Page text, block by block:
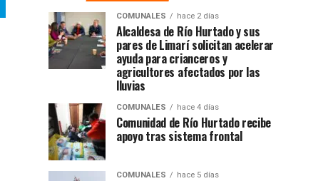
COMUNALES hace 2 días
Alcaldesa de Río Hurtado y sus
pares de Limarí solicitan acelerar
ayuda para crianceros y
agricultores afectados por las
lluvias
COMUNALES hace 4 días
Comunidad de Río Hurtado recibe
apoyo tras sistema frontal
COMUNALES hace 5 días